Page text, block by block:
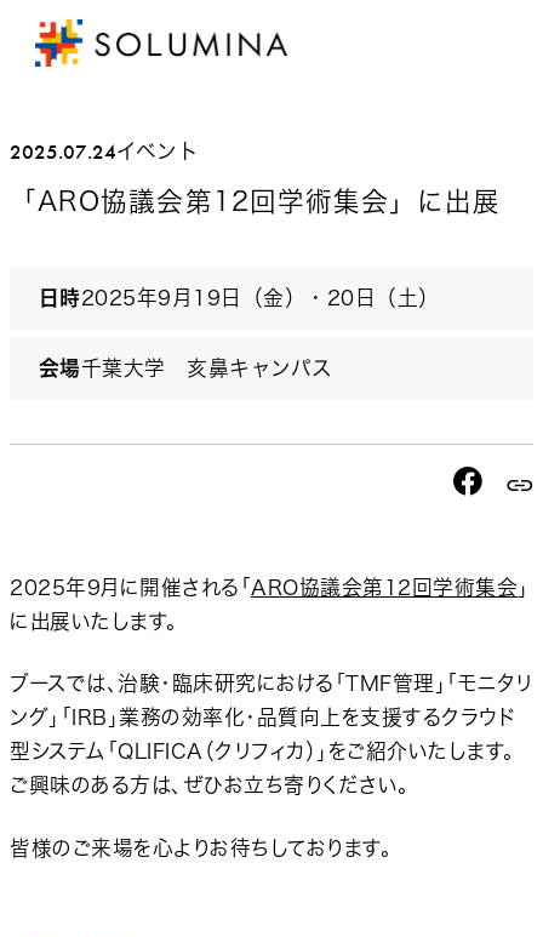
2025.07.24イベント
「ARO協議会第12回学術集会」に出展
日時2025年9月19日（金）・20日（土）
会場千葉大学 亥鼻キャンパス
2025年9月に開催される「 ARO協議会第12回学術集会 」
に出展いたします。
ブースでは、治験・臨床研究における「TMF管理」「モニタリ
ング」「IRB」業務の効率化・品質向上を支援するクラウド
型システム「QLIFICA（クリフィカ）」をご紹介いたします。
ご興味のある方は、ぜひお立ち寄りください。
皆様のご来場を心よりお待ちしております。